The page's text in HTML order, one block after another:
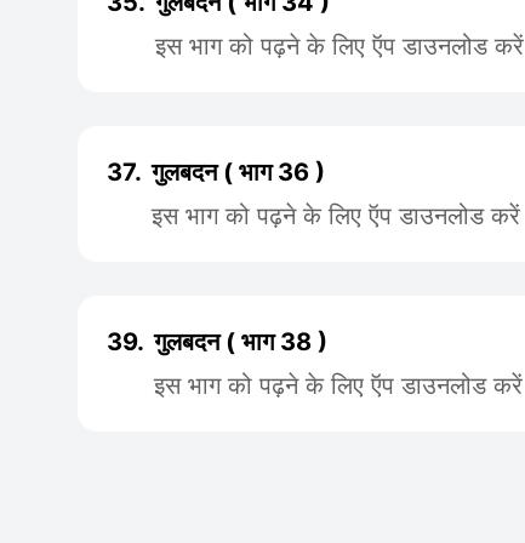
इस भाग को पढ़ने के लिए ऍप डाउनलोड करें
37. गुलबदन ( भाग 36 )
इस भाग को पढ़ने के लिए ऍप डाउनलोड करें
39. गुलबदन ( भाग 38 )
इस भाग को पढ़ने के लिए ऍप डाउनलोड करें